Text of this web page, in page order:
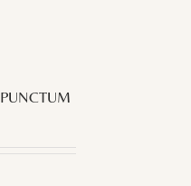
PUNCTUM